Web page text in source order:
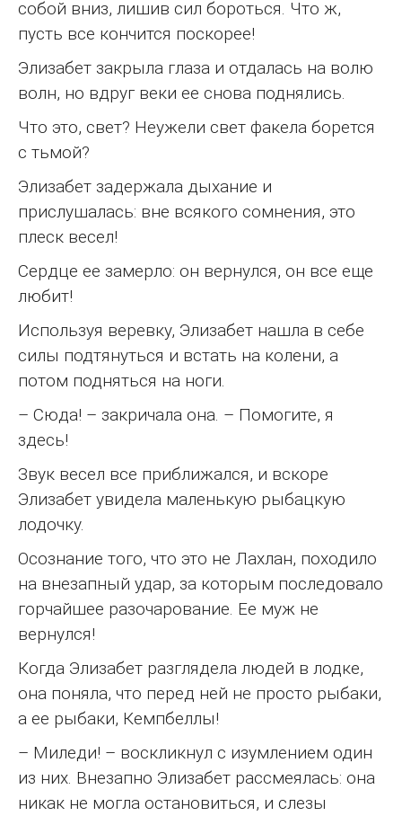
собой вниз, лишив сил бороться. Что ж,
пусть все кончится поскорее!
Элизабет закрыла глаза и отдалась на волю
волн, но вдруг веки ее снова поднялись.
Что это, свет? Неужели свет факела борется
с тьмой?
Элизабет задержала дыхание и
прислушалась: вне всякого сомнения, это
плеск весел!
Сердце ее замерло: он вернулся, он все еще
любит!
Используя веревку, Элизабет нашла в себе
силы подтянуться и встать на колени, а
потом подняться на ноги.
– Сюда! – закричала она. – Помогите, я
здесь!
Звук весел все приближался, и вскоре
Элизабет увидела маленькую рыбацкую
лодочку.
Осознание того, что это не Лахлан, походило
на внезапный удар, за которым последовало
горчайшее разочарование. Ее муж не
вернулся!
Когда Элизабет разглядела людей в лодке,
она поняла, что перед ней не просто рыбаки,
а ее рыбаки, Кемпбеллы!
– Миледи! – воскликнул с изумлением один
из них. Внезапно Элизабет рассмеялась: она
никак не могла остановиться, и слезы